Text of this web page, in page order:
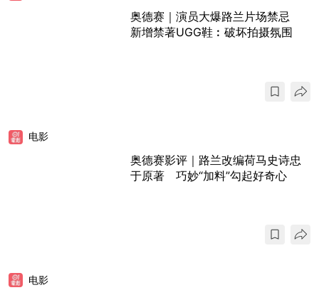
奥德赛｜演员大爆路兰片场禁忌
新增禁著UGG鞋︰破坏拍摄氛围
电影
奥德赛影评｜路兰改编荷马史诗忠
于原著 巧妙“加料”勾起好奇心
电影